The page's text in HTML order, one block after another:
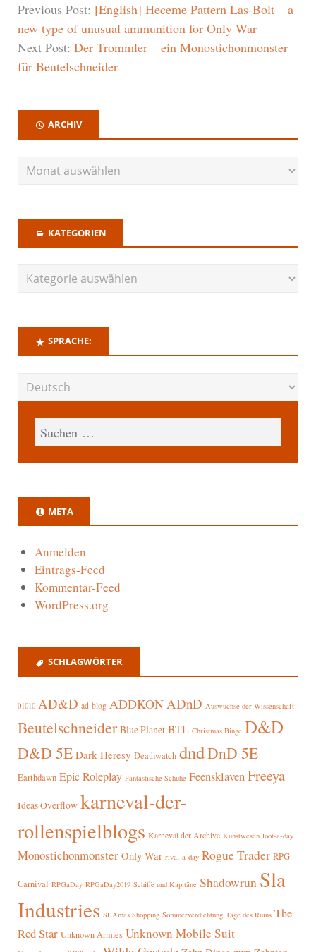
Previous Post: [English] Heceme Pattern Las-Bolt – a
new type of unusual ammunition for Only War
Next Post: Der Trommler – ein Monostichonmonster
für Beutelschneider
ARCHIV
KATEGORIEN
SPRACHE:
META
Anmelden
Eintrags-Feed
Kommentar-Feed
WordPress.org
SCHLAGWÖRTER
01010 AD&D ad-blog ADDKON ADnD Auswüchse der Wissenschaft
Beutelschneider Blue Planet BTL Christmas Binge D&D
D&D 5E Dark Heresy Deathwatch dndDnD 5E
Earthdawn Epic Roleplay Fantastische Schuhe FeensklavenFreeya
Ideas Overflow karneval-der-
rollenspielblogs Karneval der Archive Kunstwesen loot-a-day
Monostichonmonster Only War rival-a-day Rogue Trader RPG-
Carnival RPGaDay RPGaDay2019 Schiffe und Kapitäne Shadowrun Sla
Industries SLAmas Shopping Sommerverdichtung Tage des Ruins The
Red Star Unknown Armies Unknown Mobile Suit